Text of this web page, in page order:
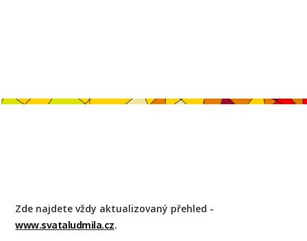
Zde najdete vždy aktualizovaný přehled -
www.svataludmila.cz.